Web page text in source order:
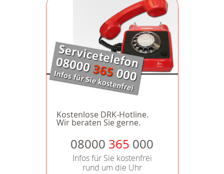
Kostenlose DRK-Hotline.
Wir beraten Sie gerne.
08000 365 000
Infos für Sie kostenfrei
rund um die Uhr